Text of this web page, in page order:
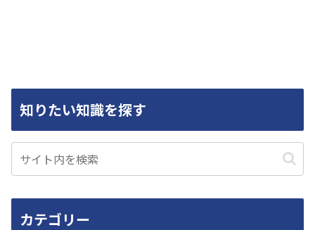
知りたい知識を探す
カテゴリー